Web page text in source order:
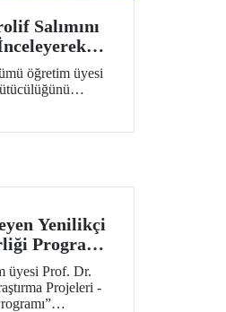
Salımını
öğretim üyesi
ve Polyester
Koşullarına
UV Maruziyeti ve
Aksiyon Üyeleri
Yenilikçi
Programı
üyesi Prof. Dr.
Projeleri -